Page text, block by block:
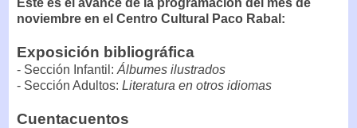
noviembre en el Centro Cultural Paco Rabal:
Exposición bibliográfica
- Sección Infantil: Álbumes ilustrados
- Sección Adultos: Literatura en otros idiomas
Cuentacuentos